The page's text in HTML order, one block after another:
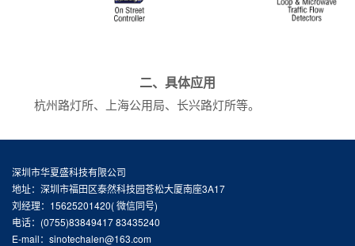
二、具体应用
杭州路灯所、上海公用局、长兴路灯所等。
深圳市华夏盛科技有限公司
地址：深圳市福田区泰然科技园苍松大厦南座3A17
刘经理：15625201420( 微信同号)
电话：(0755)83849417 83435240
E-mail：sinotechalen@163.com